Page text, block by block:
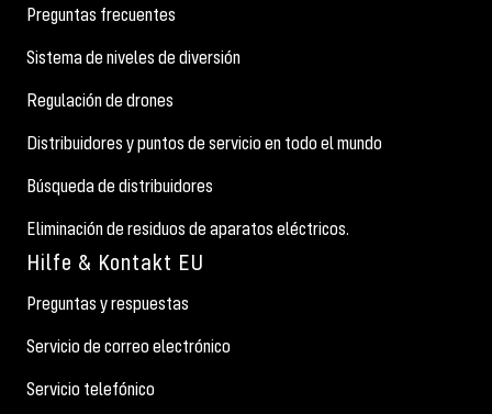
Preguntas frecuentes
Sistema de niveles de diversión
Regulación de drones
Distribuidores y puntos de servicio en todo el mundo
Búsqueda de distribuidores
Eliminación de residuos de aparatos eléctricos.
Hilfe & Kontakt EU
Preguntas y respuestas
Servicio de correo electrónico
Servicio telefónico